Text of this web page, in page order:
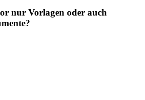
nur Vorlagen oder auch